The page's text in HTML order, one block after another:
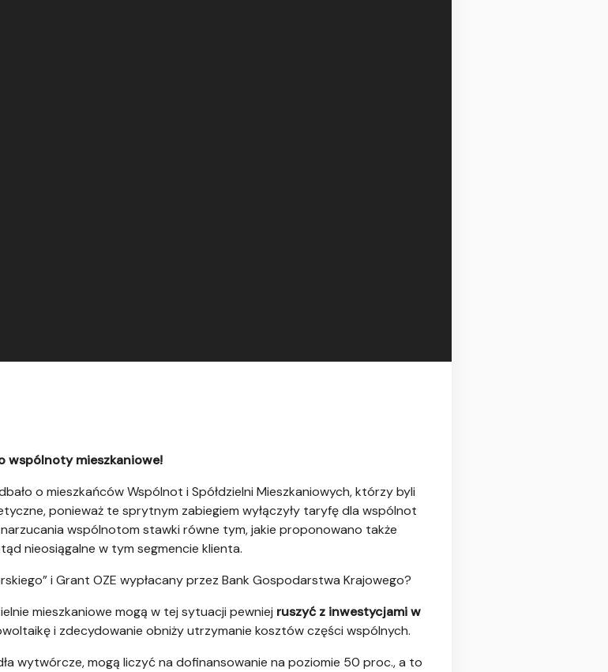
wspólnoty mieszkaniowe!
o mieszkańców Wspólnot i Spółdzielni Mieszkaniowych, którzy byli
ponieważ te sprytnym zabiegiem wyłączyły taryfę dla wspólnot
narzucania wspólnotom stawki równe tym, jakie proponowano także
nieosiągalne w tym segmencie klienta.
i Grant OZE wypłacany przez Bank Gospodarstwa Krajowego?
mieszkaniowe mogą w tej sytuacji pewniej ruszyć z inwestycjami w
i zdecydowanie obniży utrzymanie kosztów części wspólnych.
wytwórcze, mogą liczyć na dofinansowanie na poziomie 50 proc., a to